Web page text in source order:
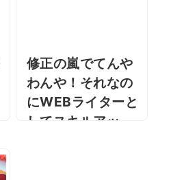
修正の嵐でてんや
わんや！それなの
にWEBライターと
してスキルアッ